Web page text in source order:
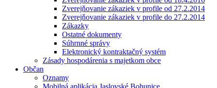
Zverejňovanie zákaziek v profile od 27.2.2014
Zverejňovanie zákaziek v profile do 27.2.2014
Zákazky
Ostatné dokumenty
Súhrnné správy
Elektronický kontraktačný systém
Zásady hospodárenia s majetkom obce
Občan
Oznamy
Mobilná aplikácia Jaslovské Bohunice